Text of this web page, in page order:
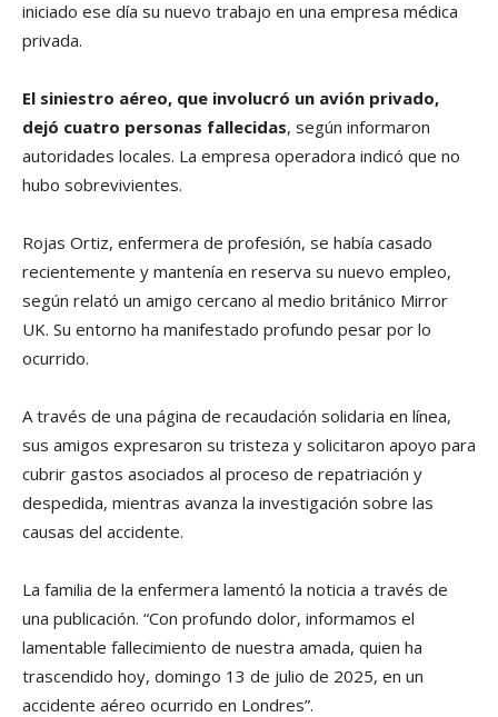
iniciado ese día su nuevo trabajo en una empresa médica
privada.
El siniestro aéreo, que involucró un avión privado,
dejó cuatro personas fallecidas, según informaron
autoridades locales. La empresa operadora indicó que no
hubo sobrevivientes.
Rojas Ortiz, enfermera de profesión, se había casado
recientemente y mantenía en reserva su nuevo empleo,
según relató un amigo cercano al medio británico Mirror
UK. Su entorno ha manifestado profundo pesar por lo
ocurrido.
A través de una página de recaudación solidaria en línea,
sus amigos expresaron su tristeza y solicitaron apoyo para
cubrir gastos asociados al proceso de repatriación y
despedida, mientras avanza la investigación sobre las
causas del accidente.
La familia de la enfermera lamentó la noticia a través de
una publicación. “Con profundo dolor, informamos el
lamentable fallecimiento de nuestra amada, quien ha
trascendido hoy, domingo 13 de julio de 2025, en un
accidente aéreo ocurrido en Londres”.